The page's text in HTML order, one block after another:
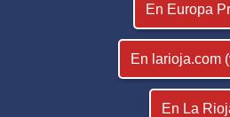
En Europa
En larioja.com
En La